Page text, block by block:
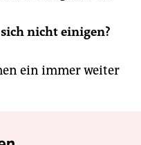
nicht einigen?
ein immer weiter